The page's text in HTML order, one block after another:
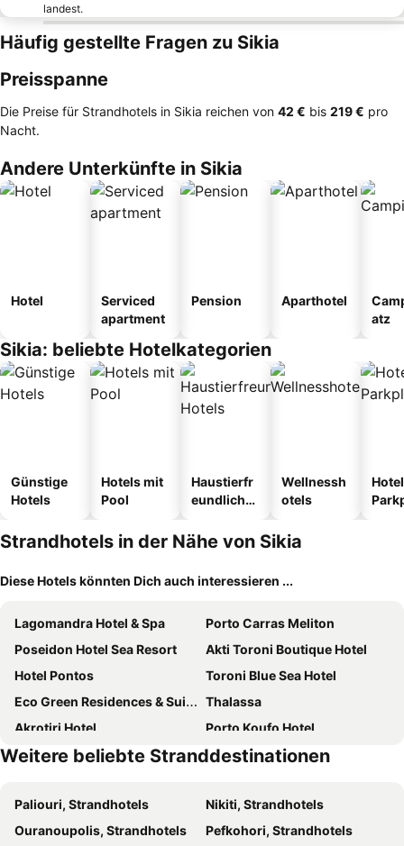
landest.
Häufig gestellte Fragen zu Sikia
Preisspanne
Die Preise für Strandhotels in Sikia reichen von ‎42 € bis ‎219 € pro
Nacht.
Andere Unterkünfte in Sikia
Hotel
Serviced
apartment
Pension Aparthotel
atz
Sikia: beliebte Hotelkategorien
Günstige
Hotels
Hotels mit
Pool
Haustierfr
eundliche
Wellnessh
otels
Strandhotels in der Nähe von Sikia
Diese Hotels könnten Dich auch interessieren ...
Lagomandra Hotel & Spa
Porto Carras Meliton
Poseidon Hotel Sea Resort
Akti Toroni Boutique Hotel
Hotel Pontos
Toroni Blue Sea Hotel
Eco Green Residences & Suites
Thalassa
Akrotiri Hotel
Porto Koufo Hotel
Aria Seaside Retreat - ex. Regos Resort Hotel
Saint George
House Stelitsa
Aria's House Studios & Apartments
Hotel Papagalos
GreenHill Holiday Suites
Weitere beliebte Stranddestinationen
Paliouri, Strandhotels
Nikiti, Strandhotels
Ouranoupolis, Strandhotels
Pefkohori, Strandhotels